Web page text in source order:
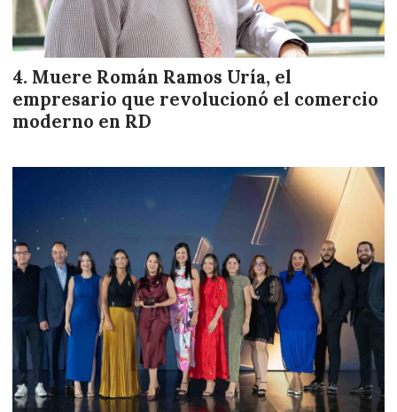
Muere Román Ramos Uría, el
empresario que revolucionó el comercio
moderno en RD